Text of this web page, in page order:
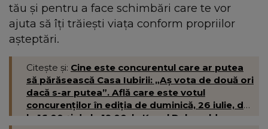
tău și pentru a face schimbări care te vor
ajuta să îți trăiești viața conform propriilor
așteptări.
Citește și: Cine este concurentul care ar putea
să părăsească Casa Iubirii: „Aș vota de două ori
dacă s-ar putea”. Află care este votul
concurenților în ediția de duminică, 26 iulie, de
la 16:00 și de la 19:00, la Kanal D- kanald.ro